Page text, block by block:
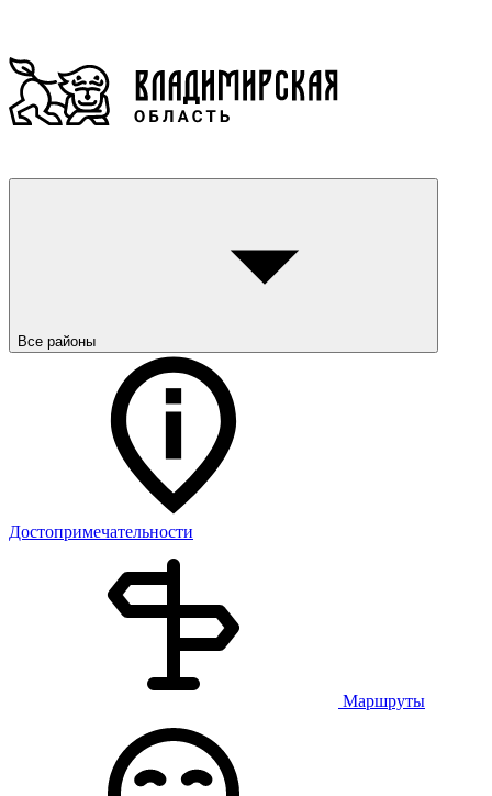
Все районы
Достопримечательности
Маршруты